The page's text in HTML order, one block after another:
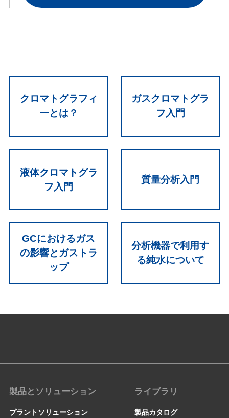
クロマトグラフィ
ーとは？
ガスクロマトグラ
フ入門
液体クロマトグラ
フ入門
質量分析入門
GCにおけるガス
の影響とガストラ
ップ
分析機器で利用す
る純水について
製品とソリューション
プラントソリューション
ライブラリ
製品カタログ